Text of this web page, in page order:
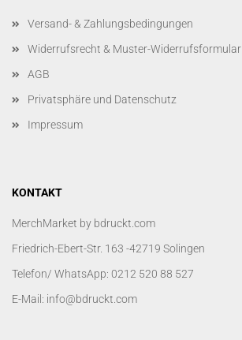
Versand- & Zahlungsbedingungen
Widerrufsrecht & Muster-Widerrufsformular
AGB
Privatsphäre und Datenschutz
Impressum
KONTAKT
MerchMarket by bdruckt.com
Friedrich-Ebert-Str. 163 -42719 Solingen
Telefon/ WhatsApp: 0212 520 88 527
E-Mail: info@bdruckt.com